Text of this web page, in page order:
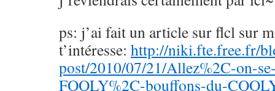
ps: j’ai fait un article sur flcl sur
t’intéresse: http://niki.fte.free.fr/
post/2010/07/21/Allez%2C-on-
FOOLY%2C-bouffons-du-